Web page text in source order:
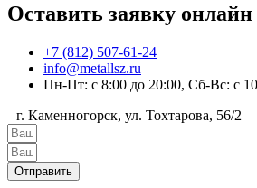
Оставить заявку онлайн
+7 (812) 507-61-24
info@metallsz.ru
Пн-Пт: с 8:00 до 20:00, Сб-Вс: с
г. Каменногорск, ул. Тохтарова, 56/2
Отправить